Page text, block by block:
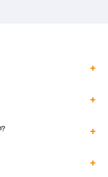
এবং কার্যকরী ত্বক
খৎনা ডাক্তাররা পরামর্শ দেন যে
কার্যকর চিকিৎসা পদ্ধতি।
হয় যা রোগীর জন্য পুরো
অ্যানেস্থেশিয়ার প্রভাব বন্ধ
করার সাথে সাথে ম্লান হয়ে
নির্ধারিত হয়।
করতে পারেন মেডিনিপুর-এর সেরা
প্রিস্টিন কেয়ারের সাথে কাজ